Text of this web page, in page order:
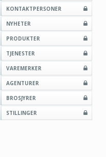
KONTAKTPERSONER
NYHETER
PRODUKTER
TJENESTER
VAREMERKER
AGENTURER
BROSJYRER
STILLINGER